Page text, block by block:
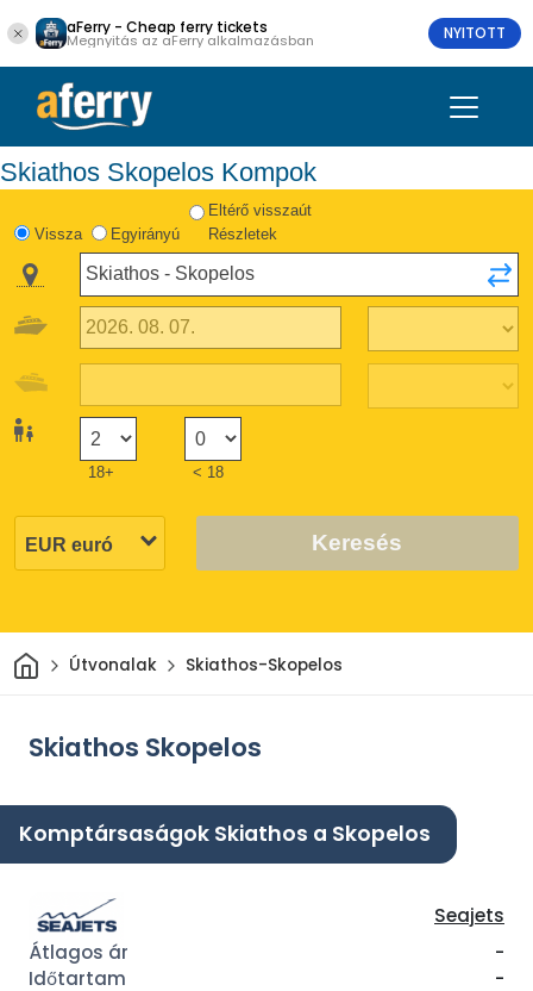
aFerry - Cheap ferry tickets
Megnyitás az aFerry alkalmazásban NYITOTT
Skiathos Skopelos Kompok
Vissza Egyirányú
Eltérő visszaút
Részletek
18+ < 18
Keresés
Otthon
Útvonalak Skiathos-Skopelos
Skiathos Skopelos
Komptársaságok Skiathos a Skopelos
Seajets
-
-